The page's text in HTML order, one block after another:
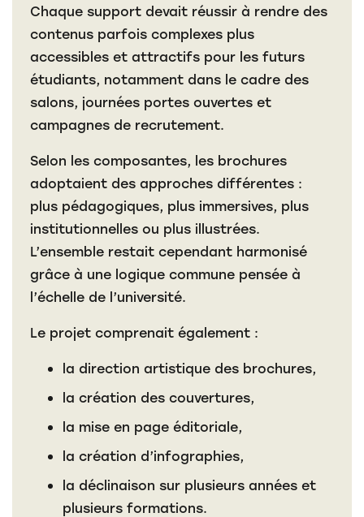
Chaque support devait réussir à rendre des
contenus parfois complexes plus
accessibles et attractifs pour les futurs
étudiants, notamment dans le cadre des
salons, journées portes ouvertes et
campagnes de recrutement.
Selon les composantes, les brochures
adoptaient des approches différentes :
plus pédagogiques, plus immersives, plus
institutionnelles ou plus illustrées.
L’ensemble restait cependant harmonisé
grâce à une logique commune pensée à
l’échelle de l’université.
Le projet comprenait également :
la direction artistique des brochures,
la création des couvertures,
la mise en page éditoriale,
la création d’infographies,
la déclinaison sur plusieurs années et
plusieurs formations.